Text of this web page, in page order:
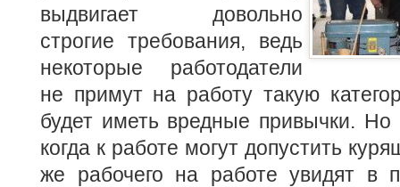
выдвигает довольно
строгие требования, ведь
некоторые работодатели
не примут на работу такую
будет иметь вредные привычки. Но
когда к работе могут допустить
же рабочего на работе увидят в